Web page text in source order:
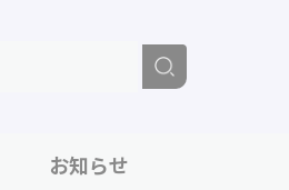
お知らせ